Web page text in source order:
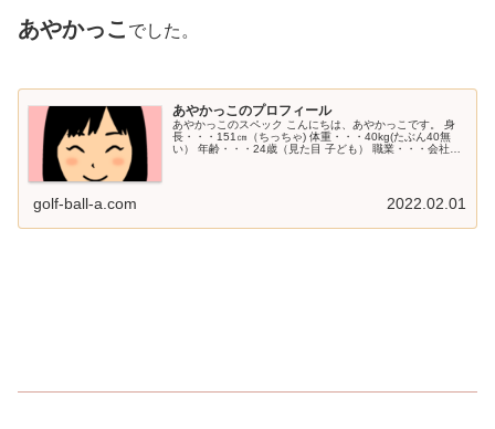
あやかっこ でした。
あやかっこのプロフィール
あやかっこのスペック こんにちは、あやかっこです。 身
長・・・151㎝（ちっちゃ) 体重・・・40kg(たぶん40無
い） 年齢・・・24歳（見た目 子ども） 職業・・・会社員
golf-ball-a.com 2022.02.01